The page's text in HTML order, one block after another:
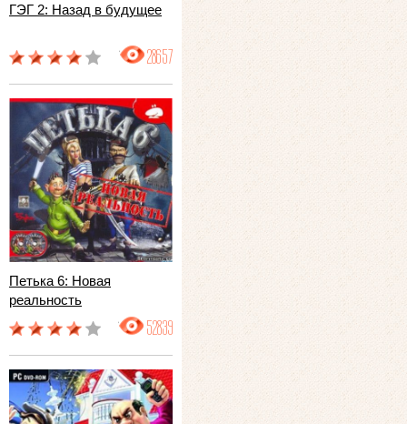
ГЭГ 2: Назад в будущее
28657
Петька 6: Новая
реальность
52839